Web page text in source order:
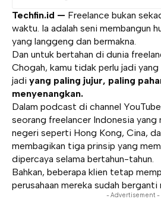
Techfin.id — Freelance bukan
waktu. Ia adalah seni membangun
yang langgeng dan bermakna.
Dan untuk bertahan di dunia
Chogah, kamu tidak perlu jadi
jadi yang paling jujur, paling
menyenangkan.
Dalam podcast di channel
seorang freelancer Indonesia yang
negeri seperti Hong Kong, Cina,
membagikan tiga prinsip yang
dipercaya selama bertahun-tahun.
Bahkan, beberapa klien tetap
perusahaan mereka sudah berganti
- Advertisement -